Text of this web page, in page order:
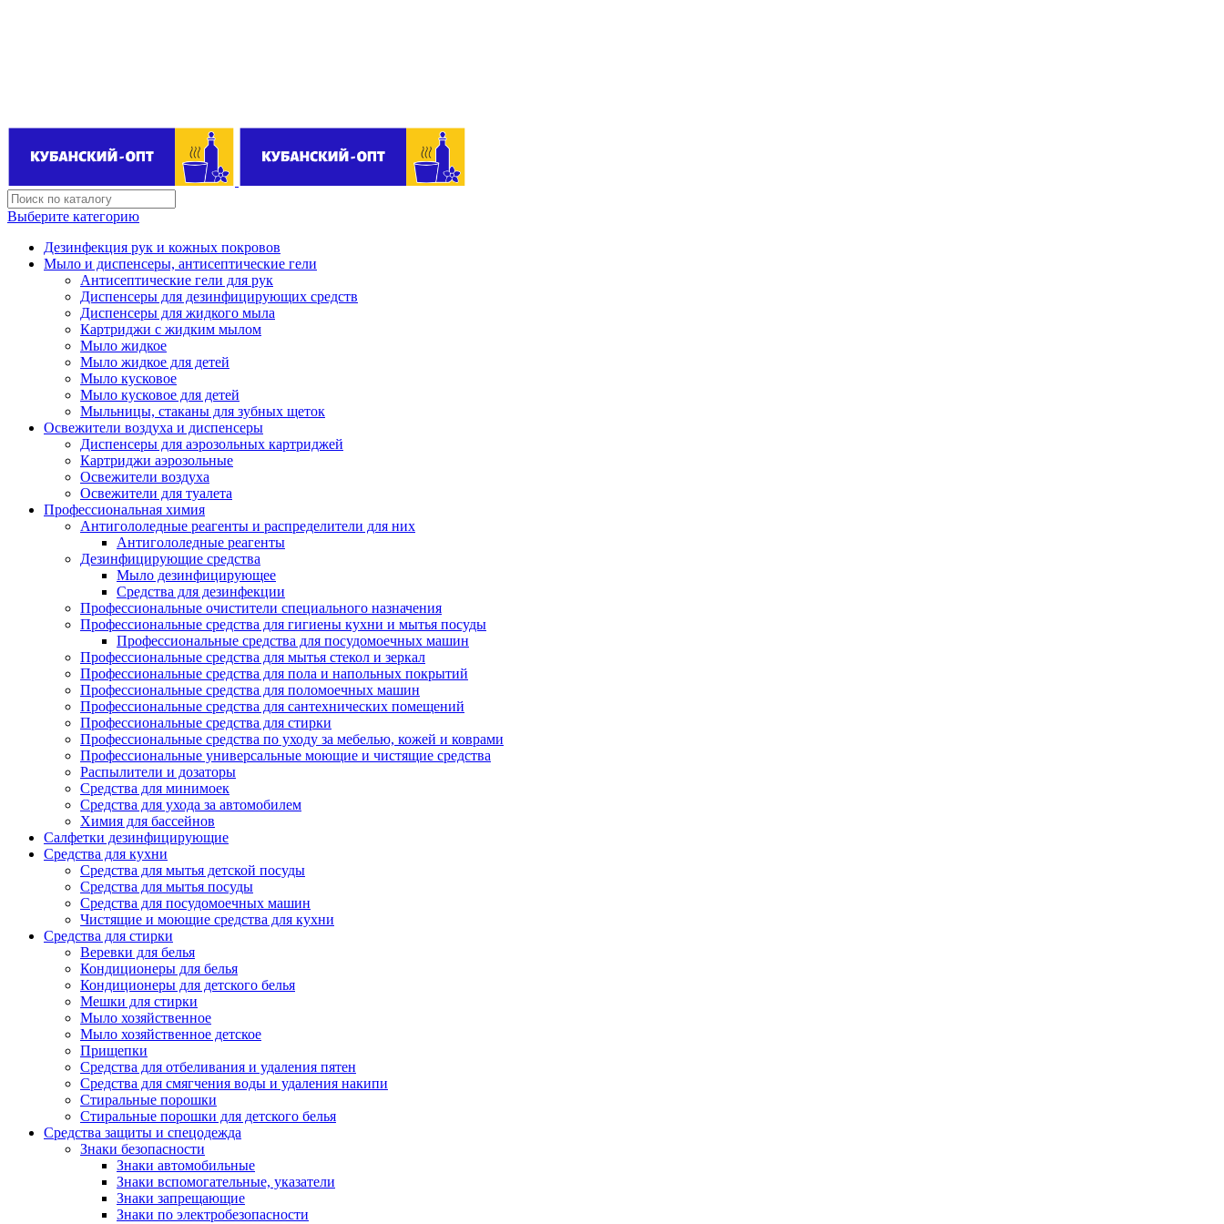
Выберите категорию
Дезинфекция рук и кожных покровов
Мыло и диспенсеры, антисептические гели
Антисептические гели для рук
Диспенсеры для дезинфицирующих средств
Диспенсеры для жидкого мыла
Картриджи с жидким мылом
Мыло жидкое
Мыло жидкое для детей
Мыло кусковое
Мыло кусковое для детей
Мыльницы, стаканы для зубных щеток
Освежители воздуха и диспенсеры
Диспенсеры для аэрозольных картриджей
Картриджи аэрозольные
Освежители воздуха
Освежители для туалета
Профессиональная химия
Антигололедные реагенты и распределители для них
Антигололедные реагенты
Дезинфицирующие средства
Мыло дезинфицирующее
Средства для дезинфекции
Профессиональные очистители специального назначения
Профессиональные средства для гигиены кухни и мытья посуды
Профессиональные средства для посудомоечных машин
Профессиональные средства для мытья стекол и зеркал
Профессиональные средства для пола и напольных покрытий
Профессиональные средства для поломоечных машин
Профессиональные средства для сантехнических помещений
Профессиональные средства для стирки
Профессиональные средства по уходу за мебелью, кожей и коврами
Профессиональные универсальные моющие и чистящие средства
Распылители и дозаторы
Средства для минимоек
Средства для ухода за автомобилем
Химия для бассейнов
Салфетки дезинфицирующие
Средства для кухни
Средства для мытья детской посуды
Средства для мытья посуды
Средства для посудомоечных машин
Чистящие и моющие средства для кухни
Средства для стирки
Веревки для белья
Кондиционеры для белья
Кондиционеры для детского белья
Мешки для стирки
Мыло хозяйственное
Мыло хозяйственное детское
Прищепки
Средства для отбеливания и удаления пятен
Средства для смягчения воды и удаления накипи
Стиральные порошки
Стиральные порошки для детского белья
Средства защиты и спецодежда
Знаки безопасности
Знаки автомобильные
Знаки вспомогательные, указатели
Знаки запрещающие
Знаки по электробезопасности